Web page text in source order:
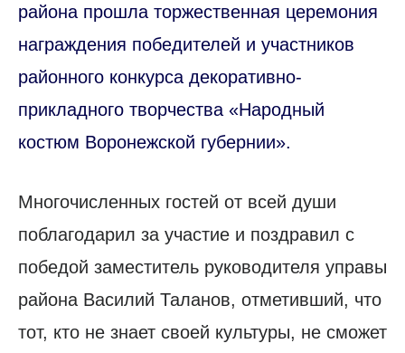
района прошла торжественная церемония
награждения победителей и участников
районного конкурса декоративно-
прикладного творчества «Народный
костюм Воронежской губернии».
Многочисленных гостей от всей души
поблагодарил за участие и поздравил с
победой заместитель руководителя управы
района Василий Таланов, отметивший, что
тот, кто не знает своей культуры, не сможет